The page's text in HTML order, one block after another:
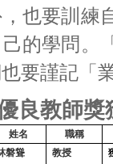
，也要訓
的學問。
要謹記「
良教師獎
姓名 職稱
磐聳 教授